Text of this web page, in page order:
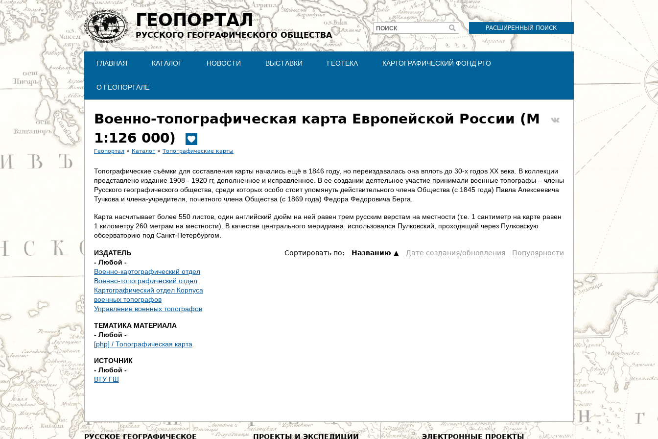
Jump to navigation
ГЕОПОРТАЛ
РУССКОГО ГЕОГРАФИЧЕСКОГО ОБЩЕСТВА
РАСШИРЕННЫЙ ПОИСК
Форма
поиска
ПОИСК
ГЛАВНАЯ КАТАЛОГ НОВОСТИ ВЫСТАВКИ ГЕОТЕКА КАРТОГРАФИЧЕСКИЙ ФОНД РГО
О ГЕОПОРТАЛЕ
Военно-топографическая карта Европейской России (М
1:126 000)
В
ы
з
д
с
ь
Геопортал » Каталог » Топографические карты
Топографические съёмки для составления карты начались ещё в 1846 году, но переиздавалась она вплоть до 30-х годов XX века. В коллекции
представлено издание 1908 - 1920 гг, дополненное и исправленное. В ее создании деятельное участие принимали военные топографы – члены
Русского географического общества, среди которых особо стоит упомянуть действительного члена Общества (с 1845 года) Павла Алексеевича
Тучкова и члена-учредителя, почетного члена Общества (с 1869 года) Федора Федоровича Берга.
Карта насчитывает более 550 листов, один английский дюйм на ней равен трем русским верстам на местности (т.е. 1 сантиметр на карте равен
1 километру 260 метрам на местности). В качестве центрального меридиана использовался Пулковский, проходящий через Пулковскую
обсерваторию под Санкт-Петербургом.
ИЗДАТЕЛЬ
- Любой -
Военно-картографический отдел
Военно-топографический отдел
Картографический отдел Корпуса
военных топографов
Управление военных топографов
ТЕМАТИКА МАТЕРИАЛА
- Любой -
[php] / Топографическая карта
ИСТОЧНИК
- Любой -
ВТУ ГШ
Сортировать по: Hазванию Дате создания/обновления Популярности
РУССКОЕ ГЕОГРАФИЧЕСКОЕ ПРОЕКТЫ И ЭКСПЕДИЦИИ ЭЛЕКТРОННЫЕ ПРОЕКТЫ